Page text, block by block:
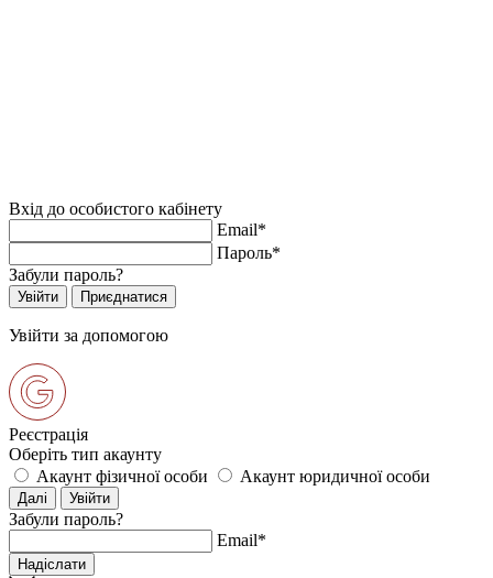
Вхід до особистого кабінету
Email*
Пароль*
Забули пароль?
Увійти за допомогою
Реєстрація
Оберіть тип акаунту
Акаунт фізичної особи
Акаунт юридичної особи
Забули пароль?
Email*